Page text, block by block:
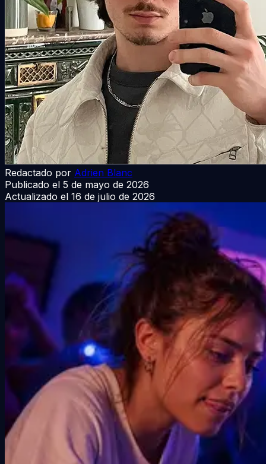
Redactado por Adrien Blanc
Publicado el 5 de mayo de 2026
Actualizado el 16 de julio de 2026